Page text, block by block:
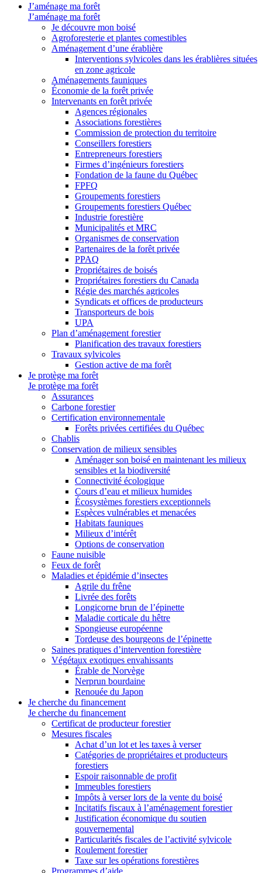
J’aménage ma forêt
J’aménage ma forêt
Je découvre mon boisé
Agroforesterie et plantes comestibles
Aménagement d’une érablière
Interventions sylvicoles dans les érablières situées
en zone agricole
Aménagements fauniques
Économie de la forêt privée
Intervenants en forêt privée
Agences régionales
Associations forestières
Commission de protection du territoire
Conseillers forestiers
Entrepreneurs forestiers
Firmes d’ingénieurs forestiers
Fondation de la faune du Québec
FPFQ
Groupements forestiers
Groupements forestiers Québec
Industrie forestière
Municipalités et MRC
Organismes de conservation
Partenaires de la forêt privée
PPAQ
Propriétaires de boisés
Propriétaires forestiers du Canada
Régie des marchés agricoles
Syndicats et offices de producteurs
Transporteurs de bois
UPA
Plan d’aménagement forestier
Planification des travaux forestiers
Travaux sylvicoles
Gestion active de ma forêt
Je protège ma forêt
Je protège ma forêt
Assurances
Carbone forestier
Certification environnementale
Forêts privées certifiées du Québec
Chablis
Conservation de milieux sensibles
Aménager son boisé en maintenant les milieux
sensibles et la biodiversité
Connectivité écologique
Cours d’eau et milieux humides
Écosystèmes forestiers exceptionnels
Espèces vulnérables et menacées
Habitats fauniques
Milieux d’intérêt
Options de conservation
Faune nuisible
Feux de forêt
Maladies et épidémie d’insectes
Agrile du frêne
Livrée des forêts
Longicorne brun de l’épinette
Maladie corticale du hêtre
Spongieuse européenne
Tordeuse des bourgeons de l’épinette
Saines pratiques d’intervention forestière
Végétaux exotiques envahissants
Érable de Norvège
Nerprun bourdaine
Renouée du Japon
Je cherche du financement
Je cherche du financement
Certificat de producteur forestier
Mesures fiscales
Achat d’un lot et les taxes à verser
Catégories de propriétaires et producteurs
forestiers
Espoir raisonnable de profit
Immeubles forestiers
Impôts à verser lors de la vente du boisé
Incitatifs fiscaux à l’aménagement forestier
Justification économique du soutien
gouvernemental
Particularités fiscales de l’activité sylvicole
Roulement forestier
Taxe sur les opérations forestières
Programmes d’aide